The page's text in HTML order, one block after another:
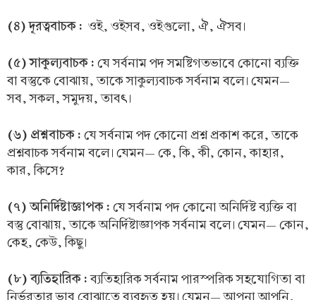
(৪) দূরত্ববাচক : ওই, ওইসব, ওইগুলো, ঐ, ঐসব।
(৫) সাকুল্যবাচক : যে সর্বনাম পদ সমষ্টিগতভাবে কোনো ব্যক্তি
বা বস্তুকে বোঝায়, তাকে সাকুল্যবাচক সর্বনাম বলে। যেমন—
সব, সকল, সমুদয়, তাবৎ।
(৬) প্রশ্নবাচক : যে সর্বনাম পদ কোনো প্রশ্ন প্রকাশ করে, তাকে
প্রশ্নবাচক সর্বনাম বলে। যেমন— কে, কি, কী, কোন, কাহার,
কার, কিসে?
(৭) অনির্দিষ্টাজ্ঞাপক : যে সর্বনাম পদ কোনো অনির্দিষ্ট ব্যক্তি বা
বস্তু বোঝায়, তাকে অনির্দিষ্টাজ্ঞাপক সর্বনাম বলে। যেমন— কোন,
কেহ, কেউ, কিছু।
(৮) ব্যতিহারিক :ব্যতিহারিক সর্বনাম পারস্পরিক সহযোগিতা বা